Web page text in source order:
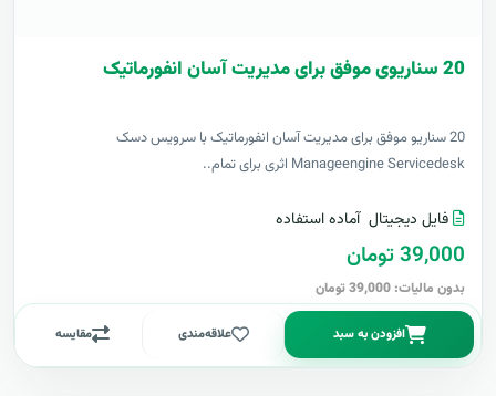
20 سناریوی موفق برای مدیریت آسان انفورماتیک
20 سناریو موفق برای مدیریت آسان انفورماتیک با سرویس دسک
Manageengine Servicedesk اثری برای تمام..
فایل دیجیتال آماده استفاده
39,000 تومان
بدون مالیات: 39,000 تومان
افزودن به سبد علاقه‌مندی مقایسه